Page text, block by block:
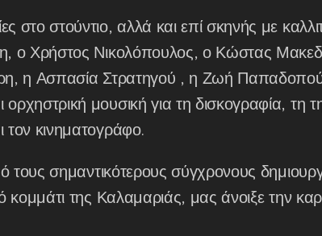
στο στούντιο, αλλά και επί σκηνής με
ο Χρήστος Νικολόπουλος, ο Κώστας
η Ασπασία Στρατηγού , η Ζωή
μουσική για τη δισκογραφία, τη
κινηματογράφο.
τους σημαντικότερους σύγχρονους
κομμάτι της Καλαμαριάς, μας άνοιξε την